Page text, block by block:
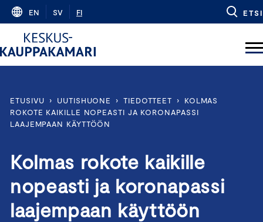
Skip
content
EN SV FI ETSI
ETUSIVU › UUTISHUONE › TIEDOTTEET ›
KOLMAS
ROKOTE KAIKILLE NOPEASTI JA KORONAPASSI
LAAJEMPAAN KÄYTTÖÖN
Kolmas rokote kaikille
nopeasti ja koronapassi
laajempaan käyttöön